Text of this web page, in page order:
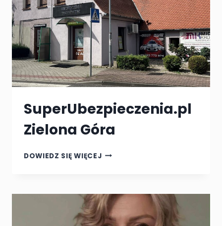
SuperUbezpieczenia.pl
Zielona Góra
DOWIEDZ SIĘ WIĘCEJSUPERUBEZPIECZENIA.PL